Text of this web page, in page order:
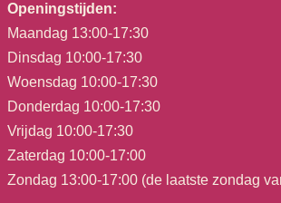
Openingstijden:
Maandag 13:00-17:30
Dinsdag 10:00-17:30
Woensdag 10:00-17:30
Donderdag 10:00-17:30
Vrijdag 10:00-17:30
Zaterdag 10:00-17:00
Zondag 13:00-17:00 (de laatste zondag